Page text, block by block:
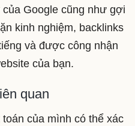
Google cũng như gợi
kinh nghiệm, backlinks
và được công nhận
của bạn.
quan
của mình có thể xác